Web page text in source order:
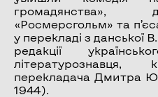
громадянства»,
«Росмерсгольм» та
у перекладі з данської
редакції
літературознавця,
перекладача Дмитра
1944).